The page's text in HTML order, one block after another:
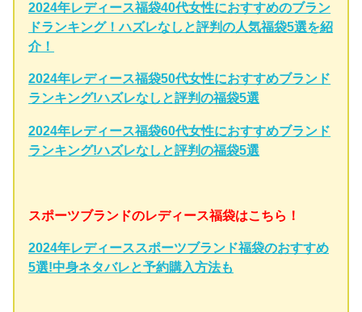
2024年レディース福袋40代女性におすすめのブラン
ドランキング！ハズレなしと評判の人気福袋5選を紹
介！
2024年レディース福袋50代女性におすすめブランド
ランキング!ハズレなしと評判の福袋5選
2024年レディース福袋60代女性におすすめブランド
ランキング!ハズレなしと評判の福袋5選
スポーツブランドのレディース福袋はこちら！
2024年レディーススポーツブランド福袋のおすすめ
5選!中身ネタバレと予約購入方法も